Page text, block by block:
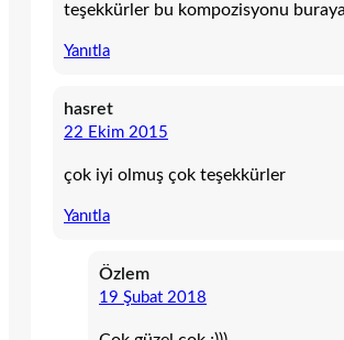
teşekkürler bu kompozisyonu
Yanıtla
hasret
22 Ekim 2015
çok iyi olmuş çok teşekkürler
Yanıtla
Özlem
19 Şubat 2018